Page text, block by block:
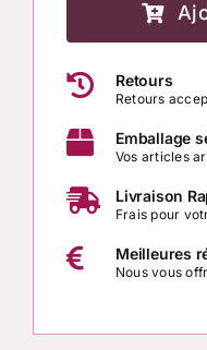
Retours
Retours
Emballage
Vos articles
Livraison
Frais pour
Meilleures
Nous vous